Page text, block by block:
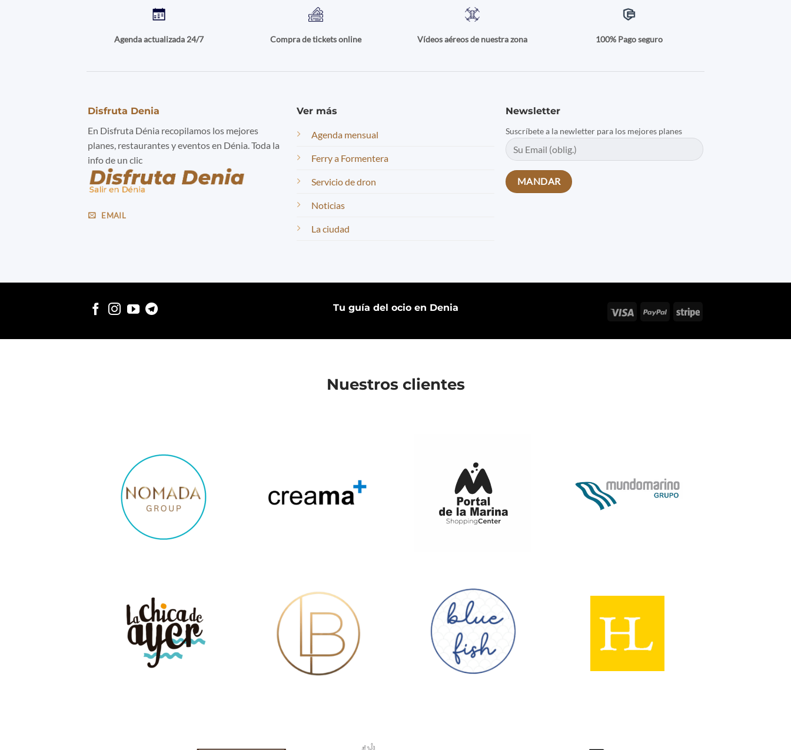
Agenda actualizada 24/7 Compra de tickets online Vídeos aéreos de nuestra zona 100% Pago seguro
Disfruta Denia
En Disfruta Dénia recopilamos los mejores
planes, restaurantes y eventos en Dénia. Toda la
info de un clic
EMAIL
Ver más
Agenda mensual
Ferry a Formentera
Servicio de dron
Noticias
La ciudad
Newsletter
Suscríbete a la newletter para los mejores planes
Tu guía del ocio en Denia Visa PayPal Stripe
Nuestros clientes